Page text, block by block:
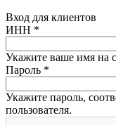
Вход для клиентов
ИНН *
Укажите ваше имя на
Пароль *
Укажите пароль,
пользователя.